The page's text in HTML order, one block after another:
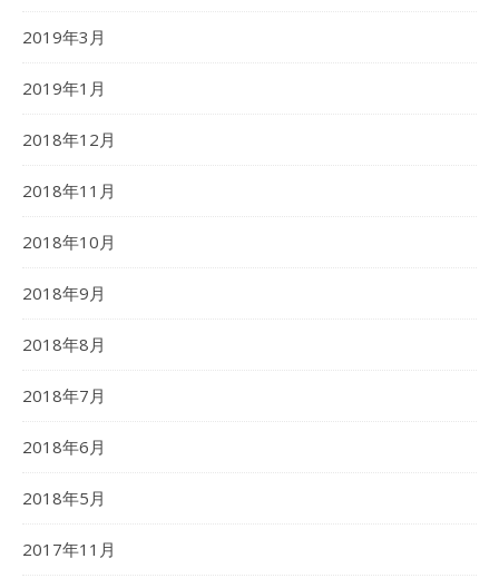
2019年3月
2019年1月
2018年12月
2018年11月
2018年10月
2018年9月
2018年8月
2018年7月
2018年6月
2018年5月
2017年11月